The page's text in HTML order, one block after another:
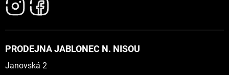
PRODEJNA JABLONEC N. NISOU
Janovská 2